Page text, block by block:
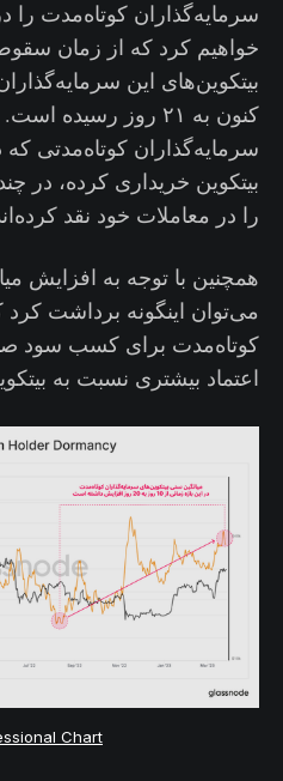
سرمایه‌گذاران کوتاه‌مدت را
کنون به ۲۱ روز رسیده
سرمایه‌گذاران کوتاه‌مدتی
بیتکوین خریداری کرده، در
را در معاملات خود نقد
همچنین با توجه به افزایش
می‌توان اینگونه برداشت کرد
کوتاه‌مدت برای کسب سود
اعتماد بیشتری نسبت به
Chart